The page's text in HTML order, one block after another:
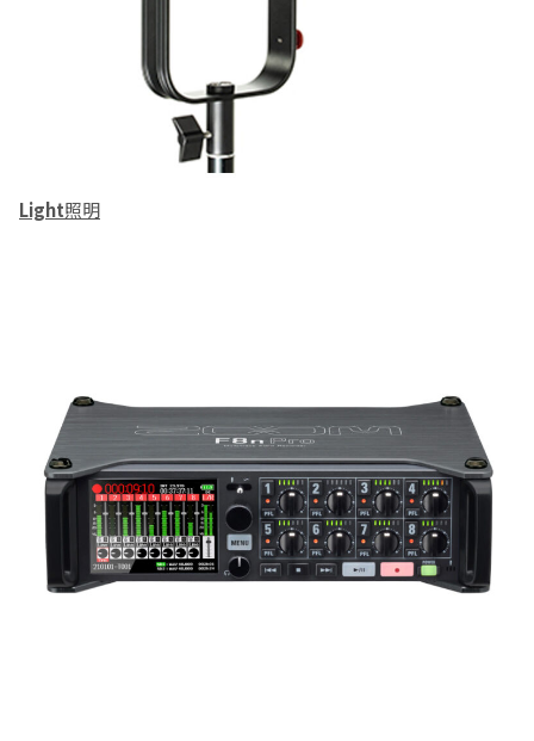
Light照明